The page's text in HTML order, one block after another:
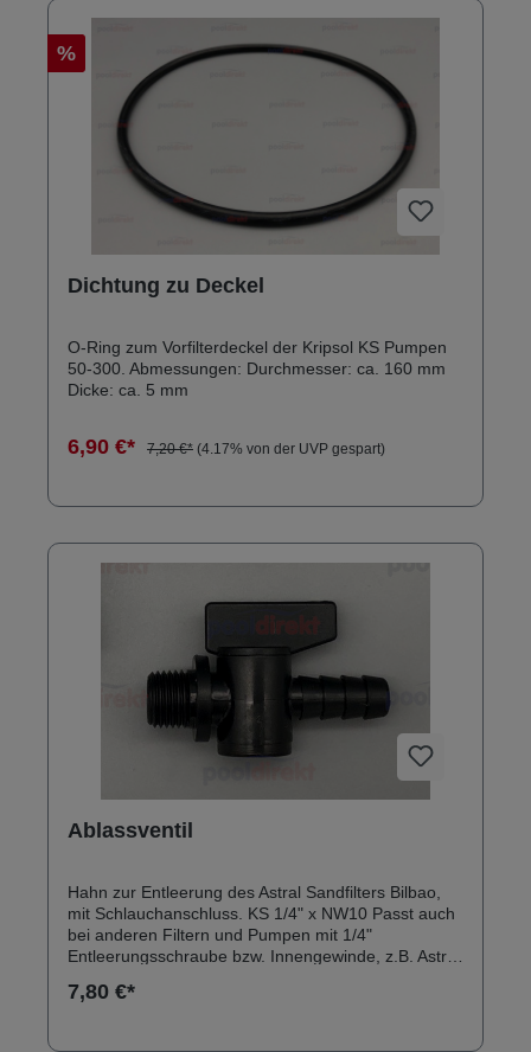
%
Dichtung zu Deckel
O-Ring zum Vorfilterdeckel der Kripsol KS Pumpen
50-300. Abmessungen: Durchmesser: ca. 160 mm
Dicke: ca. 5 mm
6,90 €* 7,20 €* (4.17% von der UVP gespart)
Ablassventil
Hahn zur Entleerung des Astral Sandfilters Bilbao,
mit Schlauchanschluss. KS 1/4" x NW10 Passt auch
bei anderen Filtern und Pumpen mit 1/4"
Entleerungsschraube bzw. Innengewinde, z.B. Astral
Sena, etc.
7,80 €*